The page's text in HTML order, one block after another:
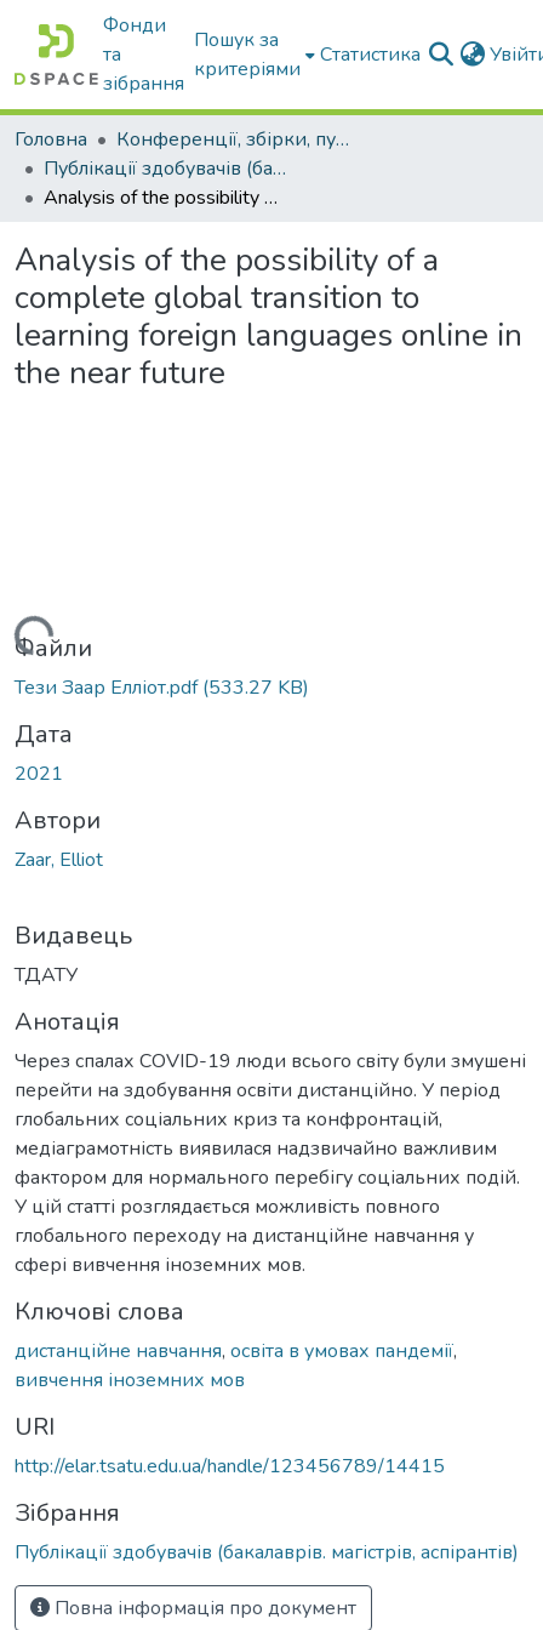
Фонди
та
зібрання
Пошук за
критеріями
Статистика
Головна
Конференції, збірки, публікації молодих вчених і здобувачів : магістрів, бакалаврів, аспірантів.
Публікації здобувачів (бакалаврів. магістрів, аспірантів)
Analysis of the possibility of a complete global transition to learning foreign languages online in the near future
Analysis of the possibility of a
complete global transition to
learning foreign languages online in
the near future
Вантажиться...
Файли
Тези Заар Елліот.pdf(533.27 KB)
Дата
2021
Автори
Zaar, Elliot
Видавець
ТДАТУ
Анотація
Через спалах COVID-19 люди всього світу були змушені
перейти на здобування освіти дистанційно. У період
глобальних соціальних криз та конфронтацій,
медіаграмотність виявилася надзвичайно важливим
фактором для нормального перебігу соціальних подій.
У цій статті розглядається можливість повного
глобального переходу на дистанційне навчання у
сфері вивчення іноземних мов.
Ключові слова
дистанційне навчання, освіта в умовах пандемії,
вивчення іноземних мов
URI
http://elar.tsatu.edu.ua/handle/123456789/14415
Зібрання
Публікації здобувачів (бакалаврів. магістрів, аспірантів)
Повна інформація про документ